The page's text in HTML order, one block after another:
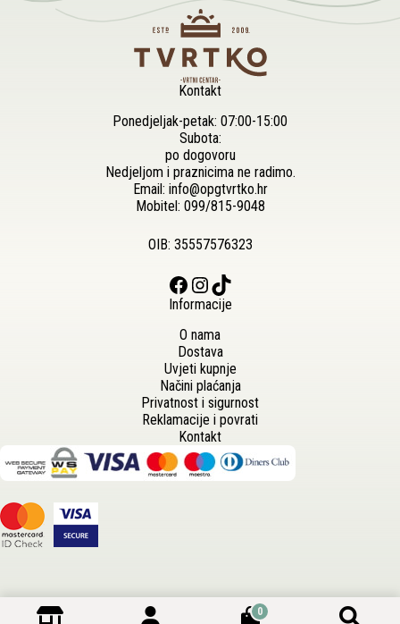
Kontakt
Ponedjeljak-petak: 07:00-15:00
Subota:
po dogovoru
Nedjeljom i praznicima ne radimo.
Email: info@opgtvrtko.hr
Mobitel: 099/815-9048
OIB: 35557576323
Facebook Instagram TikTok
Informacije
O nama
Dostava
Uvjeti kupnje
Načini plaćanja
Privatnost i sigurnost
Reklamacije i povrati
Kontakt
0